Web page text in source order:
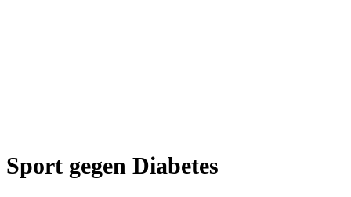
Sport gegen Diabetes